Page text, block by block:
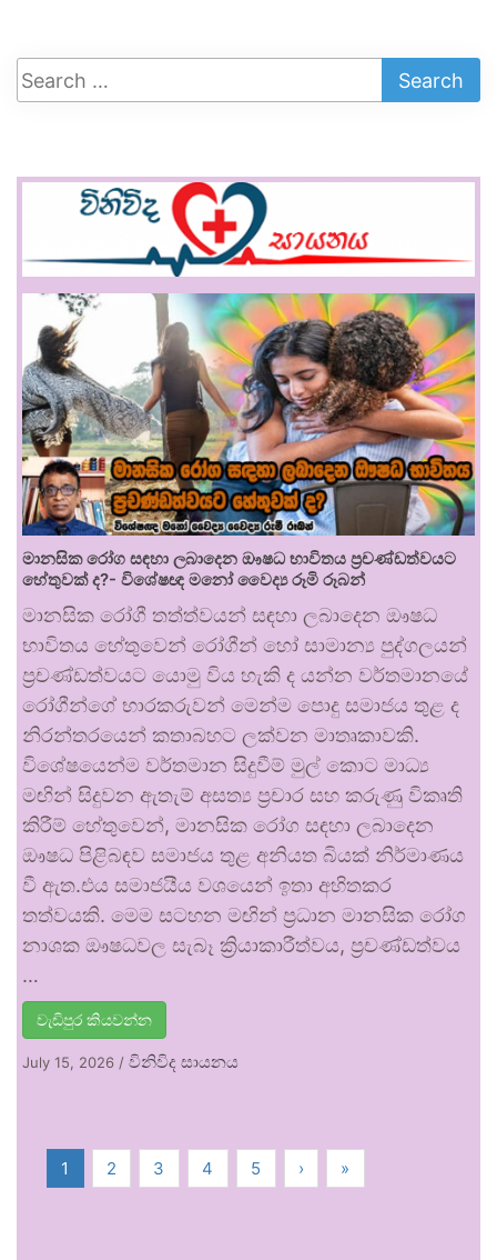
මානසික රෝග සඳහා ලබාදෙන ඖෂධ භාවිතය ප්‍රචණ්ඩත්වයට
හේතුවක් ද?- විශේෂඥ මනෝ වෛද්‍ය රූමි රූබන්
මානසික රෝගී තත්ත්වයන් සඳහා ලබාදෙන ඖෂධ
භාවිතය හේතුවෙන් රෝගීන් හෝ සාමාන්‍ය පුද්ගලයන්
ප්‍රචණ්ඩත්වයට යොමු විය හැකි ද යන්න වර්තමානයේ
රෝගීන්ගේ භාරකරුවන් මෙන්ම පොදු සමාජය තුළ ද
නිරන්තරයෙන් කතාබහට ලක්වන මාතෘකාවකි.
විශේෂයෙන්ම වර්තමාන සිදුවීම් මුල් කොට මාධ්‍ය
මඟින් සිදුවන ඇතැම් අසත්‍ය ප්‍රචාර සහ කරුණු විකෘති
කිරීම් හේතුවෙන්, මානසික රෝග සඳහා ලබාදෙන
ඖෂධ පිළිබඳව සමාජය තුළ අනියත බියක් නිර්මාණය
වී ඇත.එය සමාජයීය වශයෙන් ඉතා අහිතකර
තත්වයකි. මෙම සටහන මඟින් ප්‍රධාන මානසික රෝග
නාශක ඖෂධවල සැබෑ ක්‍රියාකාරීත්වය, ප්‍රචණ්ඩත්වය
…
වැඩිපුර කියවන්න
July 15, 2026 / විනිවිද සායනය
1 2 3 4 5 › »